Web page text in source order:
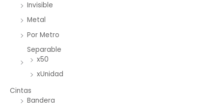
Invisible
Metal
Por Metro
Separable
x50
xUnidad
Cintas
Bandera